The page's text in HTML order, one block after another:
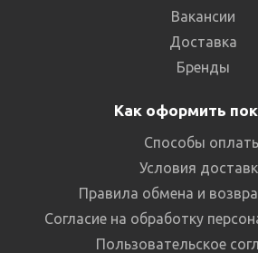
Вакансии
Доставка
Бренды
Как оформить
Способы
Условия
Правила обмена и
Согласие на обработку
Пользовательское